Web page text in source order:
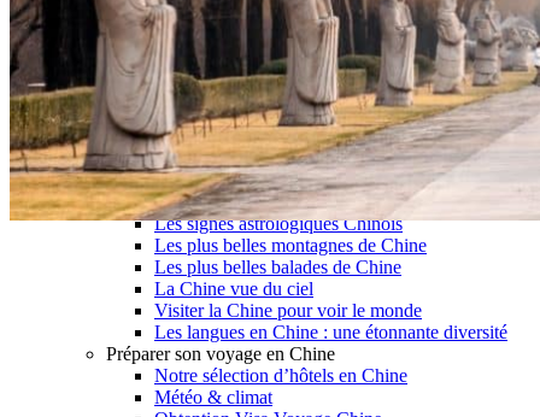
Réseau Asian Roads
Garanties et engagements Asian Roads
Avis de nos voyageurs
Voyages d’affaires en Chine
Voyage scolaire et culturel en Chine
La Chine & ses secrets
Présentation de la Chine
Cuisines de Chine
Les Minorités Ethniques Chinoises
Fêtes traditionnelles & vacances en Chine
Les signes astrologiques Chinois
Les plus belles montagnes de Chine
Les plus belles balades de Chine
La Chine vue du ciel
Visiter la Chine pour voir le monde
Les langues en Chine : une étonnante diversité
Préparer son voyage en Chine
Notre sélection d’hôtels en Chine
Météo & climat